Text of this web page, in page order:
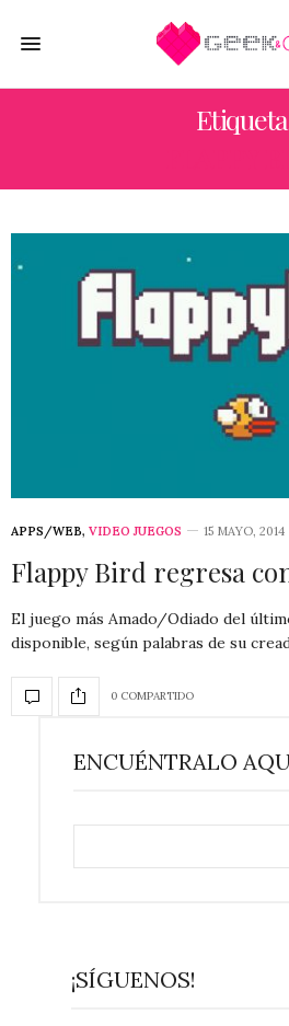
APPS/WEB, VIDEO JUEGOS 15 MAYO, 2014
Flappy Bird regresa
El juego más Amado/Odiado del
disponible, según palabras de su
0 COMPARTIDO
ENCUÉNTRALO
¡SÍGUENOS!